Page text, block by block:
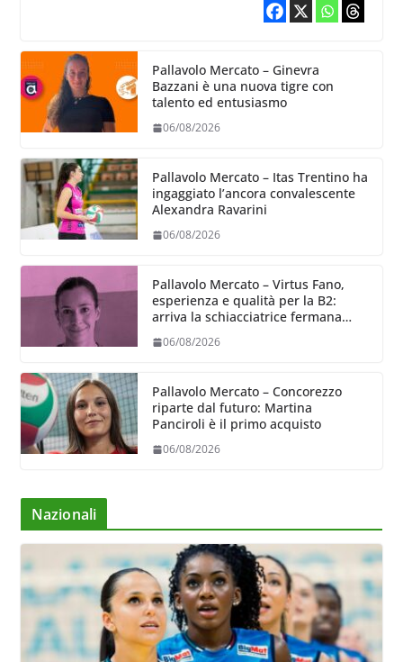
Pallavolo Mercato – Ginevra
Bazzani è una nuova tigre con
talento ed entusiasmo
06/08/2026
Pallavolo Mercato – Itas Trentino ha
ingaggiato l’ancora convalescente
Alexandra Ravarini
06/08/2026
Pallavolo Mercato – Virtus Fano,
esperienza e qualità per la B2:
arriva la schiacciatrice fermana
06/08/2026
Pallavolo Mercato – Concorezzo
riparte dal futuro: Martina
Panciroli è il primo acquisto
06/08/2026
Nazionali